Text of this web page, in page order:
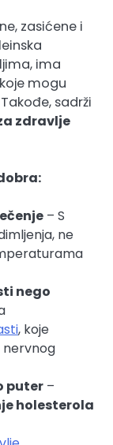
zasićene i
ima
mogu
sadrži
zdravlje
– S
ne
nego
, koje
nervnog
puter –
holesterola